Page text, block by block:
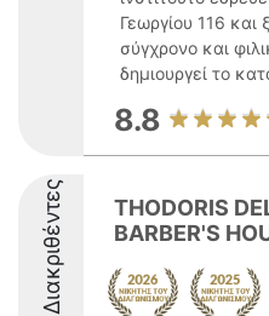
Γεωργίου 116 και
σύγχρονο και
δημιουργεί το
8.8
Διακριθέντες
THODORIS
BARBER'S